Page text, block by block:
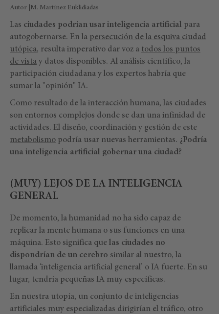
Autor |M. Martínez Euklidiadas
Las ciudades podrían usar inteligencia artificial para
autogobernarse. En la persecución de la esquiva ciudad
utópica, resulta imperativo dar voz a todos los puntos
de vista y datos disponibles. Al análisis científico, la
participación ciudadana y los expertos habría que
sumar la "opinión" IA.
Como resultado de la interacción humana, las ciudades
son entornos complejos donde se dan una infinidad de
actividades. El diseño, coordinación y gestión de este
metabolismo podría usar nuevas herramientas. ¿Podría
una inteligencia artificial gobernar una ciudad?
(MUY) LEJOS DE LA INTELIGENCIA
GENERAL
De momento, la humanidad no ha sido capaz de
replicar la mente humana o sus funciones en una
máquina. Esto significa que las ciudades no
dispondrían de un cerebro similar al nuestro, la
llamada ‘inteligencia artificial general’ o IA fuerte. En su
lugar, tendría pequeñas IA muy específicas.
En nuestra utopía, un conjunto de inteligencias
artificiales muy especializadas dirigirían el tráfico, otro